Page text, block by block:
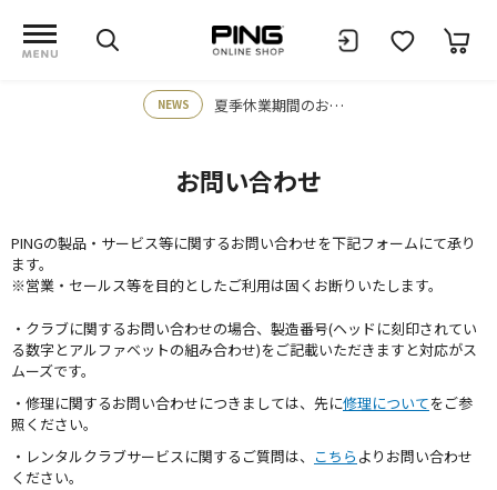
NEWS 夏季休業期間のお知らせ
お問い合わせ
PINGの製品・サービス等に関するお問い合わせを下記フォームにて承り
ます。
※営業・セールス等を目的としたご利用は固くお断りいたします。
・クラブに関するお問い合わせの場合、製造番号(ヘッドに刻印されてい
る数字とアルファベットの組み合わせ)をご記載いただきますと対応がス
ムーズです。
・修理に関するお問い合わせにつきましては、先に修理についてをご参
照ください。
・レンタルクラブサービスに関するご質問は、 こちら よりお問い合わせ
ください。